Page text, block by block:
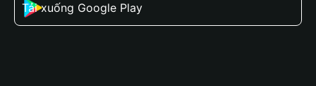
Tải xuống Google Play